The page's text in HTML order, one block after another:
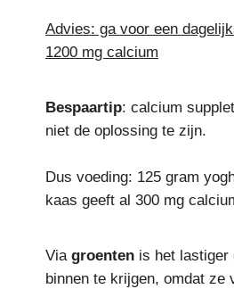
Advies: ga voor een
1200 mg calcium
Bespaartip: calcium
niet de oplossing te zijn.
Dus voeding: 125 gram
kaas geeft al 300 mg
Via groenten is het lastiger
binnen te krijgen, omdat ze